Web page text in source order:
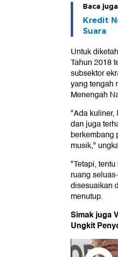
Baca
Kredit
Suara
Untuk
Tahun 2018
subsektor
yang tengah
Menengah
"Ada kuliner,
dan juga
berkembang
musik,"
"Tetapi,
ruang
disesuaikan
menutup.
Simak juga
Ungkit